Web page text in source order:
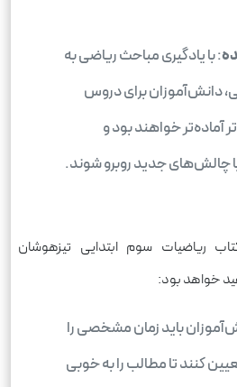
: با یادگیری مباحث ریاضی به
دانش‌آموزان برای دروس
آماده‌تر خواهند بود و
چالش‌های جدید روبرو شوند.
ریاضیات سوم ابتدایی تیزهوشان
خواهد بود:
باید زمان مشخصی را
کنند تا مطالب را به خوبی